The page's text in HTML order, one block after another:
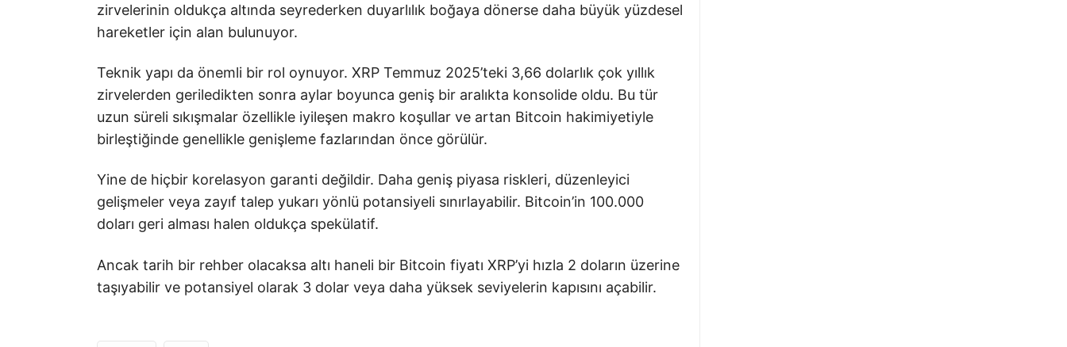
zirvelerinin oldukça altında seyrederken duyarlılık boğaya dönerse daha büyük yüzdesel
hareketler için alan bulunuyor.
Teknik yapı da önemli bir rol oynuyor. XRP Temmuz 2025’teki 3,66 dolarlık çok yıllık
zirvelerden geriledikten sonra aylar boyunca geniş bir aralıkta konsolide oldu. Bu tür
uzun süreli sıkışmalar özellikle iyileşen makro koşullar ve artan Bitcoin hakimiyetiyle
birleştiğinde genellikle genişleme fazlarından önce görülür.
Yine de hiçbir korelasyon garanti değildir. Daha geniş piyasa riskleri, düzenleyici
gelişmeler veya zayıf talep yukarı yönlü potansiyeli sınırlayabilir. Bitcoin’in 100.000
doları geri alması halen oldukça spekülatif.
Ancak tarih bir rehber olacaksa altı haneli bir Bitcoin fiyatı XRP’yi hızla 2 doların üzerine
taşıyabilir ve potansiyel olarak 3 dolar veya daha yüksek seviyelerin kapısını açabilir.